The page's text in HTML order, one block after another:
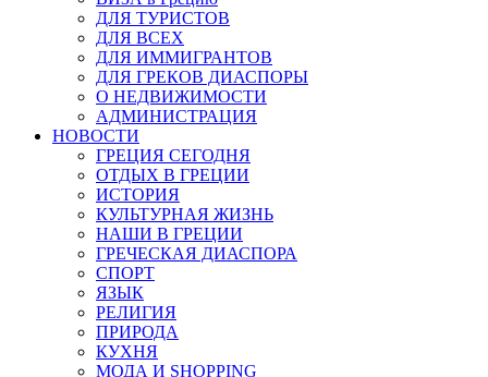
ДЛЯ ТУРИСТОВ
ДЛЯ ВСЕХ
ДЛЯ ИММИГРАНТОВ
ДЛЯ ГРЕКОВ ДИАСПОРЫ
О НЕДВИЖИМОСТИ
АДМИНИСТРАЦИЯ
НОВОСТИ
ГРЕЦИЯ СЕГОДНЯ
ОТДЫХ В ГРЕЦИИ
ИСТОРИЯ
КУЛЬТУРНАЯ ЖИЗНЬ
НАШИ В ГРЕЦИИ
ГРЕЧЕСКАЯ ДИАСПОРА
СПОРТ
ЯЗЫК
РЕЛИГИЯ
ПРИРОДА
КУХНЯ
МОДА И SHOPPING